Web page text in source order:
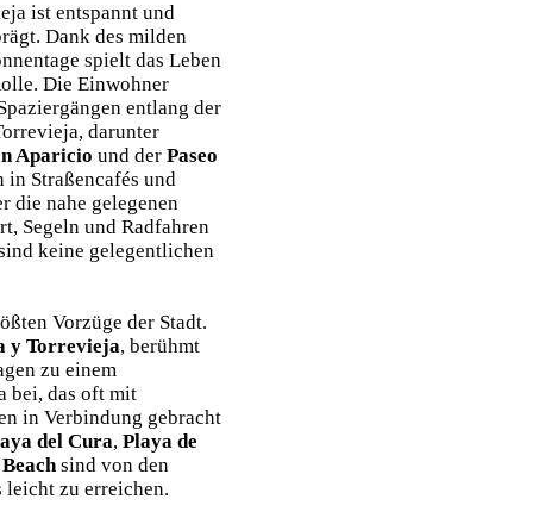
ist entspannt und
Dank des milden
spielt das Leben
Die Einwohner
entlang der
darunter
Aparicio und der Paseo
in Straßencafés und
die nahe gelegenen
Segeln und Radfahren
keine gelegentlichen
Vorzüge der Stadt.
y Torrevieja, berühmt
zu einem
bei, das oft mit
in Verbindung gebracht
del Cura, Playa de
sind von den
leicht zu erreichen.